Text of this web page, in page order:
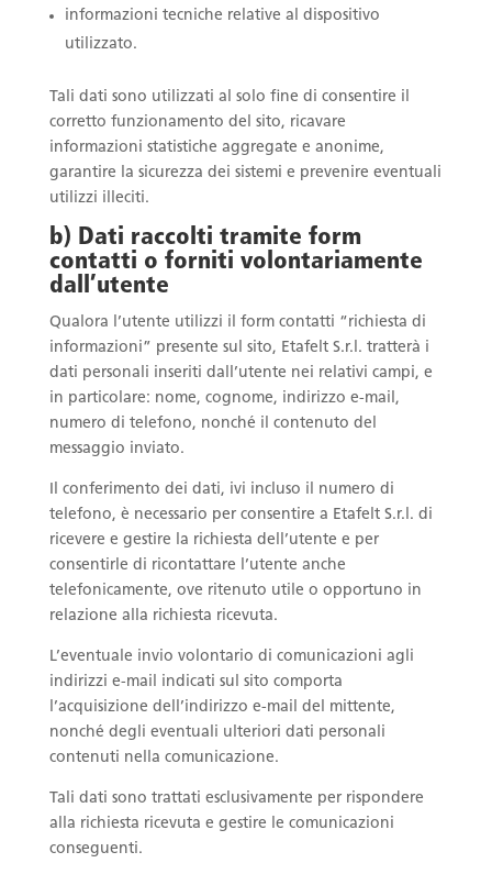
informazioni tecniche relative al dispositivo
utilizzato.
Tali dati sono utilizzati al solo fine di consentire il
corretto funzionamento del sito, ricavare
informazioni statistiche aggregate e anonime,
garantire la sicurezza dei sistemi e prevenire eventuali
utilizzi illeciti.
b) Dati raccolti tramite form
contatti o forniti volontariamente
dall’utente
Qualora l’utente utilizzi il form contatti “richiesta di
informazioni” presente sul sito, Etafelt S.r.l. tratterà i
dati personali inseriti dall’utente nei relativi campi, e
in particolare: nome, cognome, indirizzo e-mail,
numero di telefono, nonché il contenuto del
messaggio inviato.
Il conferimento dei dati, ivi incluso il numero di
telefono, è necessario per consentire a Etafelt S.r.l. di
ricevere e gestire la richiesta dell’utente e per
consentirle di ricontattare l’utente anche
telefonicamente, ove ritenuto utile o opportuno in
relazione alla richiesta ricevuta.
L’eventuale invio volontario di comunicazioni agli
indirizzi e-mail indicati sul sito comporta
l’acquisizione dell’indirizzo e-mail del mittente,
nonché degli eventuali ulteriori dati personali
contenuti nella comunicazione.
Tali dati sono trattati esclusivamente per rispondere
alla richiesta ricevuta e gestire le comunicazioni
conseguenti.